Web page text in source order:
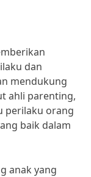
dan
mendukung
ahli parenting,
perilaku orang
baik dalam
anak yang